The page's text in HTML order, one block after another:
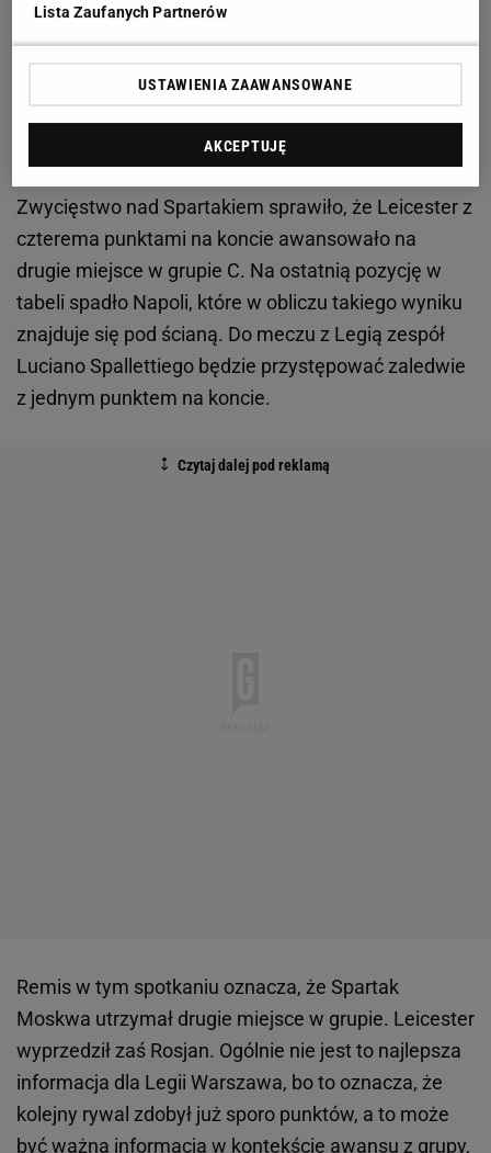
Zobacz wideoMichniewicz już był prawie poza
Legią! "Wydaje się, że grał na swoje zwolnienie"
Legia wciąż pozostaje liderem grupy, ale sa też złe
Zwycięstwo nad Spartakiem sprawiło, że Leicester z
czterema punktami na koncie awansowało na
drugie miejsce w grupie C. Na ostatnią pozycję w
tabeli spadło Napoli, które w obliczu takiego wyniku
znajduje się pod ścianą. Do meczu z Legią zespół
Luciano Spallettiego będzie przystępować zaledwie
z jednym punktem na koncie.
Remis w tym spotkaniu oznacza, że Spartak
Moskwa utrzymał drugie miejsce w grupie. Leicester
wyprzedził zaś Rosjan. Ogólnie nie jest to najlepsza
informacja dla Legii Warszawa, bo to oznacza, że
kolejny rywal zdobył już sporo punktów, a to może
być ważna informacja w kontekście awansu z grupy,
Lista Zaufanych Partnerów
USTAWIENIA ZAAWANSOWANE
AKCEPTUJĘ